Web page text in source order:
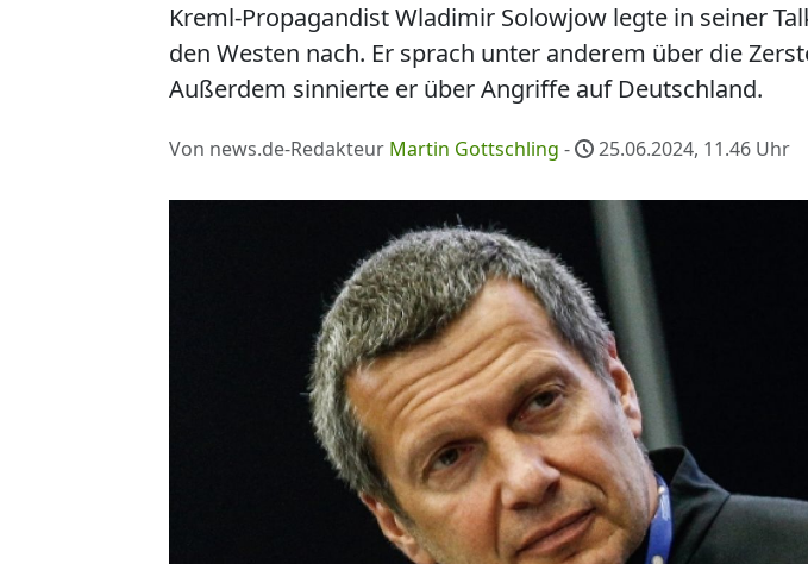
Kreml-Propagandist Wladimir Solowjow legte in seiner
den Westen nach. Er sprach unter anderem über die
Außerdem sinnierte er über Angriffe auf Deutschland.
Von news.de-Redakteur Martin Gottschling - 25.06.2024, 11.46 Uhr